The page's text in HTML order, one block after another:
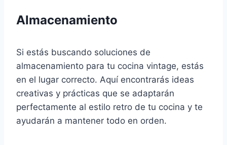
Almacenamiento
Si estás buscando soluciones de
almacenamiento para tu cocina vintage, estás
en el lugar correcto. Aquí encontrarás ideas
creativas y prácticas que se adaptarán
perfectamente al estilo retro de tu cocina y te
ayudarán a mantener todo en orden.